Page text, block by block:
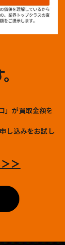
」が買取金額を
し込みをお試し
＞